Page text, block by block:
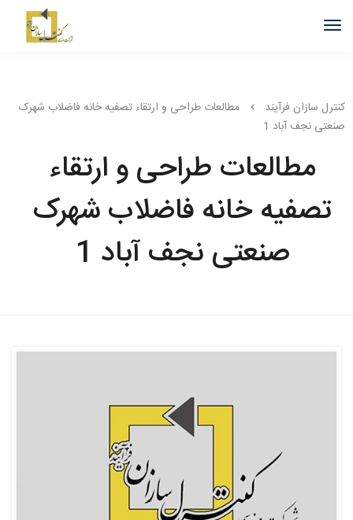
کنترل سازان فرآیند
مطالعات طراحی و ارتقاء تصفیه خانه فاضلاب شهرک
صنعتی نجف آباد 1
مطالعات طراحی و ارتقاء
تصفیه خانه فاضلاب شهرک
صنعتی نجف آباد 1